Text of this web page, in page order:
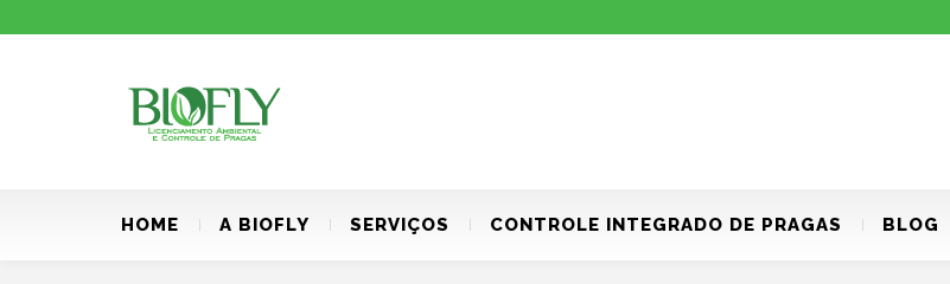
HOME A BIOFLY SERVIÇOS CONTROLE INTEGRADO DE PRAGAS BLOG